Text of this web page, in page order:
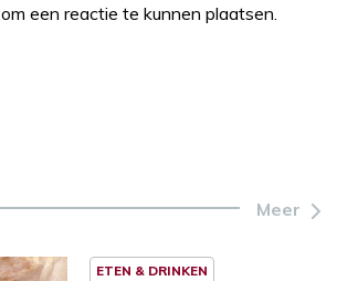
om een reactie te kunnen plaatsen.
Meer
ETEN & DRINKEN